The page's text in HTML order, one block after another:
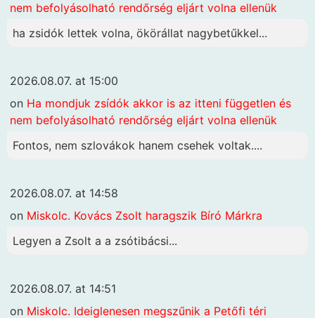
nem befolyásolható rendőrség eljárt volna ellenük
ha zsidók lettek volna, ökörállat nagybetűkkel...
2026.08.07. at 15:00
on Ha mondjuk zsídók akkor is az itteni független és
nem befolyásolható rendőrség eljárt volna ellenük
Fontos, nem szlovákok hanem csehek voltak....
2026.08.07. at 14:58
on Miskolc. Kovács Zsolt haragszik Bíró Márkra
Legyen a Zsolt a a zsótibácsi...
2026.08.07. at 14:51
on Miskolc. Ideiglenesen megszűnik a Petőfi téri